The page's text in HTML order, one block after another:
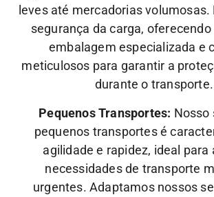
leves até mercadorias volumosas.
segurança da carga,
embalagem especializada e
meticulosos para garantir a
durante o transporte.
Pequenos Transportes: Nosso
pequenos transportes é
agilidade e rapidez, ideal para
necessidades de transporte
urgentes. Adaptamos nossos